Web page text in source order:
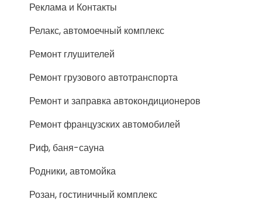
Реклама и Контакты
Релакс, автомоечный комплекс
Ремонт глушителей
Ремонт грузового автотранспорта
Ремонт и заправка автокондиционеров
Ремонт французских автомобилей
Риф, баня-сауна
Родники, автомойка
Розан, гостиничный комплекс